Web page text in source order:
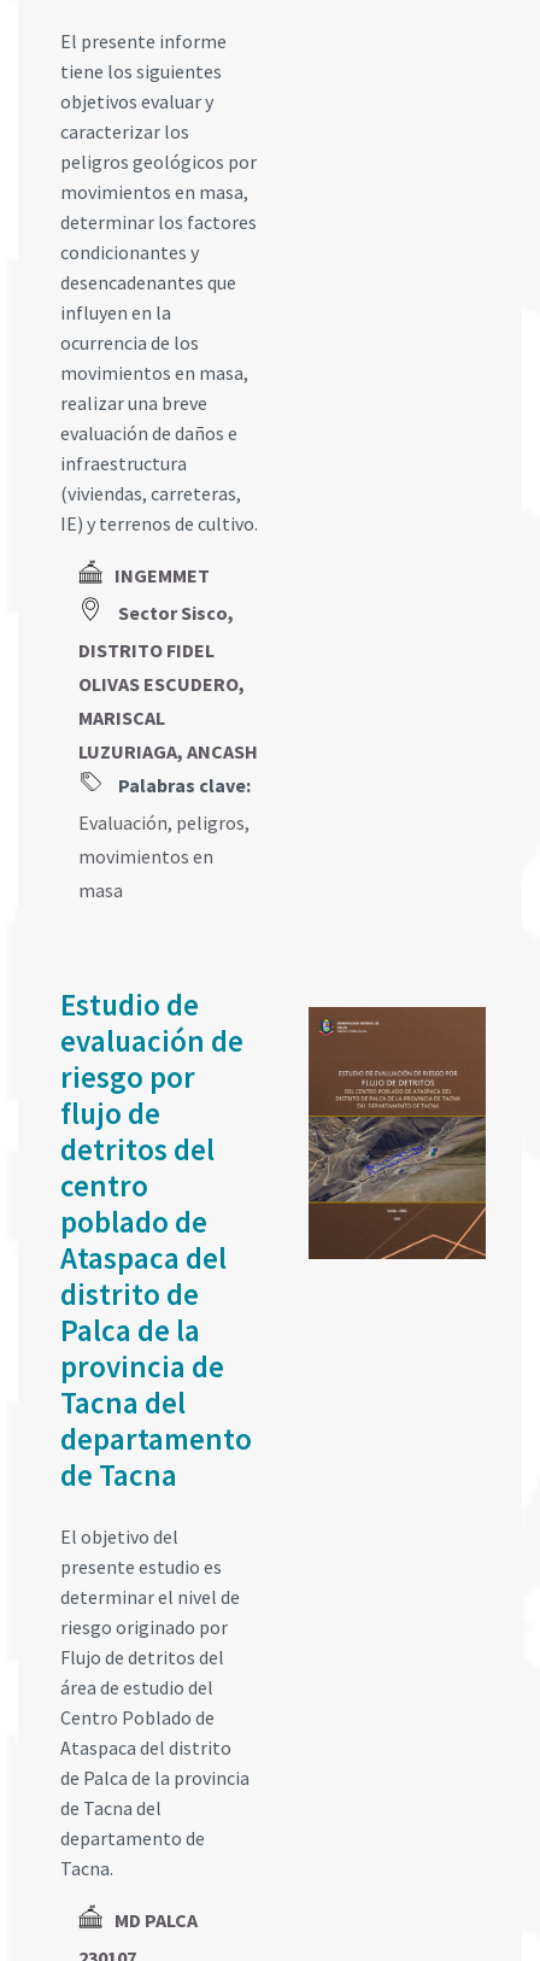
El presente informe
tiene los siguientes
objetivos evaluar y
caracterizar los
peligros geológicos por
movimientos en masa,
determinar los factores
condicionantes y
desencadenantes que
influyen en la
ocurrencia de los
movimientos en masa,
realizar una breve
evaluación de daños e
infraestructura
(viviendas, carreteras,
IE) y terrenos de cultivo.
INGEMMET
Sector Sisco,
DISTRITO FIDEL
OLIVAS ESCUDERO,
MARISCAL
LUZURIAGA, ANCASH
Palabras clave:
Evaluación, peligros,
movimientos en
masa
Estudio de
evaluación de
riesgo por
flujo de
detritos del
centro
poblado de
Ataspaca del
distrito de
Palca de la
provincia de
Tacna del
departamento
de Tacna
El objetivo del
presente estudio es
determinar el nivel de
riesgo originado por
Flujo de detritos del
área de estudio del
Centro Poblado de
Ataspaca del distrito
de Palca de la provincia
de Tacna del
departamento de
Tacna.
MD PALCA